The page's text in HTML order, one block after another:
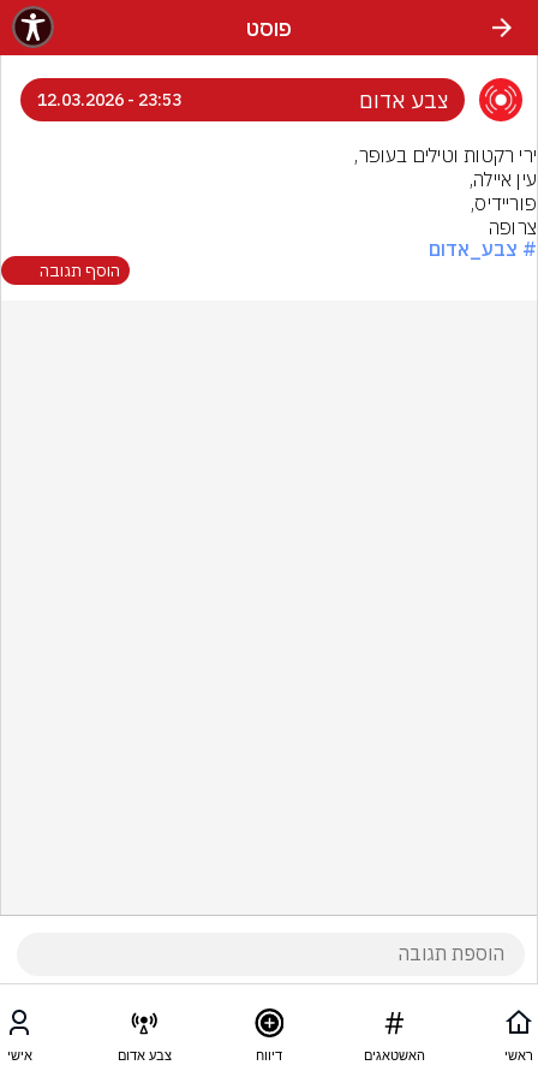
פוסט
צבע אדום 23:53 - 12.03.2026
צרופה
# צבע_אדום
הוסף תגובה
ראשי האשטאגים דיווח צבע אדום אישי